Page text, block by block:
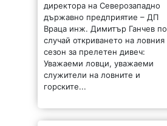
директора на Северозападно
държавно предприятие – ДП
Враца инж. Димитър Ганчев по
случай откриването на ловния
сезон за прелетен дивеч:
Уважаеми ловци, уважаеми
служители на ловните и
горските...